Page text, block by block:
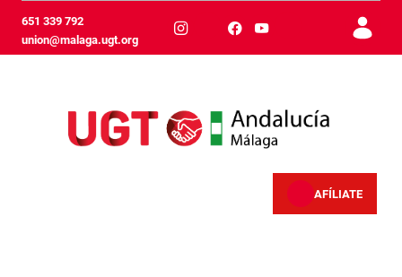
跳转到主内容
651 339 792
union@malaga.ugt.org
AFÍLIATE